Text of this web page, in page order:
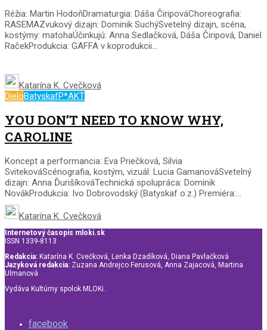
Réžia: Martin HodoňDramaturgia: Dáša ČiripováChoreografia:
RASEMAZvukový dizajn: Dominik SuchýSvetelný dizajn, scéna,
kostýmy: matohaÚčinkujú: Anna Sedlačková, Dáša Čiripová, Daniel
RačekProdukcia: GAFFA v koprodukcii...
Katarína K. Cvečková
DieloBatyskafP*AKT
YOU DON’T NEED TO KNOW WHY,
CAROLINE
Koncept a performancia: Eva Priečková, Silvia
SvitekováScénografia, kostým, vizuál: Lucia GamanováSvetelný
dizajn: Anna ĎurišíkováTechnická spolupráca: Dominik
NovákProdukcia: Ivo Dobrovodský (Batyskaf o.z.) Premiéra:...
Katarína K. Cvečková
Internetový časopis mloki.sk
ISSN 1339-8113
Redakcia: Katarína K. Cvečková, Lenka Dzadíková, Diana Pavlačková
Jazyková redakcia: Zuzana Andrejco Ferusová, Anna Zajacová, Martina
Ulmanová
Vydáva Kultúrny spolok MLOKi.
facebook